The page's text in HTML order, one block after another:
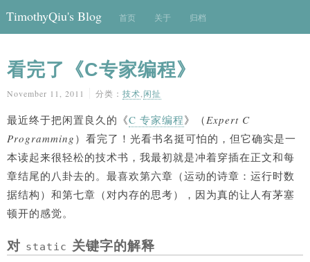
TimothyQiu's Blog 首页 关于 归档
看完了《C专家编程》
November 11, 2011 分类： 技术 闲扯
最近终于把闲置良久的《C 专家编程》（Expert C
Programming ）看完了！光看书名挺可怕的，但它确实是一
本读起来很轻松的技术书，我最初就是冲着穿插在正文和每
章结尾的八卦去的。最喜欢第六章（运动的诗章：运行时数
据结构）和第七章（对内存的思考），因为真的让人有茅塞
顿开的感觉。
对 static 关键字的解释